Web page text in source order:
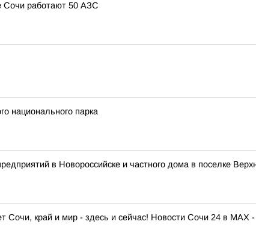
Сочи работают 50 АЗС
национального парка
в Новороссийске и частного дома в поселке
Сочи, край и мир - здесь и сейчас! Новости Сочи 24 в MAX